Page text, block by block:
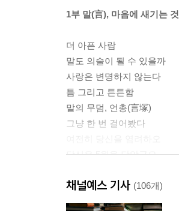
1부 말(言), 마음에 새기는 것
더 아픈 사람
말도 의술이 될 수 있을까
사랑은 변명하지 않는다
틈 그리고 튼튼함
말의 무덤, 언총(言塚)
그냥 한 번 걸어봤다
당신은 5월을 닮았군요
부재(不在)의 존재(存在)
길가의 꽃
채널예스 기사 (106개)